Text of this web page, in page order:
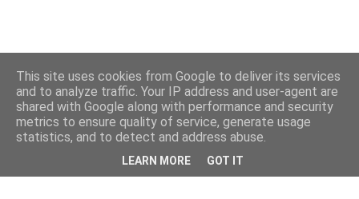
This site uses cookies from Google to deliver its services
and to analyze traffic. Your IP address and user-agent are
shared with Google along with performance and security
metrics to ensure quality of service, generate usage
statistics, and to detect and address abuse.
LEARN MORE GOT IT